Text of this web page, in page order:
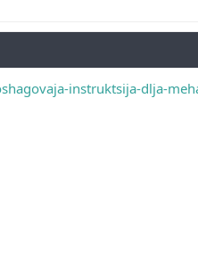
instruktsija-dlja-